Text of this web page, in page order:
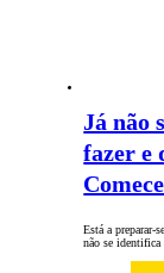
Já não
fazer e
Está a preparar-
não se